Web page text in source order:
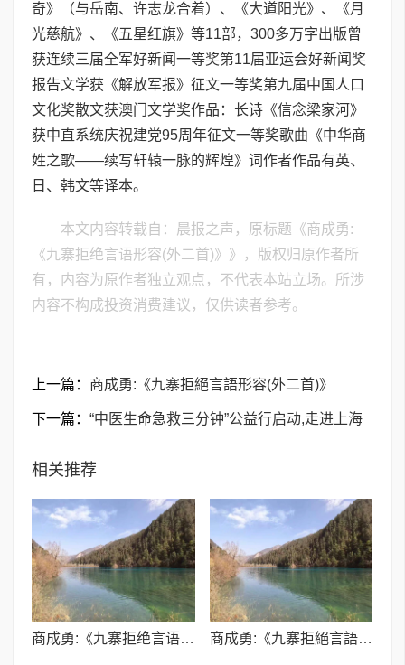
奇》（与岳南、许志龙合着）、《大道阳光》、《月
光慈航》、《五星红旗》等11部，300多万字出版曾
获连续三届全军好新闻一等奖第11届亚运会好新闻奖
报告文学获《解放军报》征文一等奖第九届中国人口
文化奖散文获澳门文学奖作品：长诗《信念梁家河》
获中直系统庆祝建党95周年征文一等奖歌曲《中华商
姓之歌——续写轩辕一脉的辉煌》词作者作品有英、
日、韩文等译本。
本文内容转载自：晨报之声，原标题《商成勇:
《九寨拒绝言语形容(外二首)》》，版权归原作者所
有，内容为原作者独立观点，不代表本站立场。所涉
内容不构成投资消费建议，仅供读者参考。
上一篇： 商成勇:《九寨拒絕言語形容(外二首)》
下一篇： “中医生命急救三分钟”公益行启动,走进上海
相关推荐
商成勇:《九寨拒绝言语形容(外二首)》 商成勇:《九寨拒絕言語形容(外二首)》